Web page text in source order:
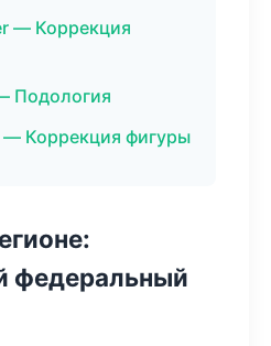
— Коррекция
Подология
Коррекция фигуры
федеральный